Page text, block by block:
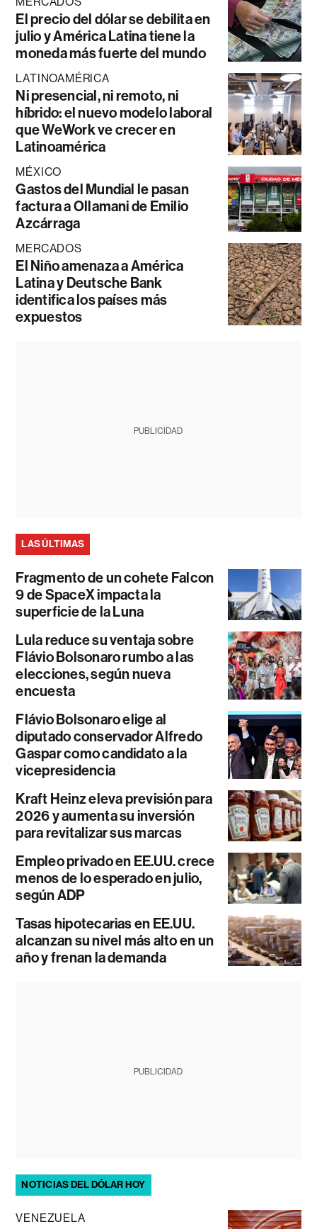
El precio del dólar se debilita en
julio y América Latina tiene la
moneda más fuerte del mundo
LATINOAMÉRICA
Ni presencial, ni remoto, ni
híbrido: el nuevo modelo laboral
que WeWork ve crecer en
Latinoamérica
MÉXICO
Gastos del Mundial le pasan
factura a Ollamani de Emilio
Azcárraga
MERCADOS
El Niño amenaza a América
Latina y Deutsche Bank
identifica los países más
expuestos
PUBLICIDAD
LAS ÚLTIMAS
Fragmento de un cohete Falcon
9 de SpaceX impacta la
superficie de la Luna
Lula reduce su ventaja sobre
Flávio Bolsonaro rumbo a las
elecciones, según nueva
encuesta
Flávio Bolsonaro elige al
diputado conservador Alfredo
Gaspar como candidato a la
vicepresidencia
Kraft Heinz eleva previsión para
2026 y aumenta su inversión
para revitalizar sus marcas
Empleo privado en EE.UU. crece
menos de lo esperado en julio,
según ADP
Tasas hipotecarias en EE.UU.
alcanzan su nivel más alto en un
año y frenan la demanda
PUBLICIDAD
NOTICIAS DEL DÓLAR HOY
VENEZUELA